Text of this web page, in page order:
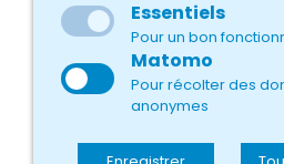
Essentiels
Pour un bon
Matomo
Pour récolter des
anonymes